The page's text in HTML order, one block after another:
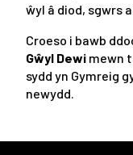
ŵyl â diod, sgwrs
Croeso i bawb
Gŵyl Dewi mewn
sydd yn Gymreig
newydd.